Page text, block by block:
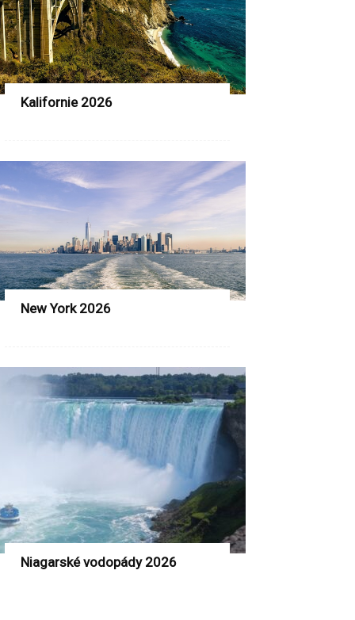
Kalifornie 2026
New York 2026
Niagarské vodopády 2026